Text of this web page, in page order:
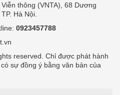
thông (VNTA), 68 Dương
Hà Nội.
0923457788
reserved. Chỉ được phát hành
sự đồng ý bằng văn bản của